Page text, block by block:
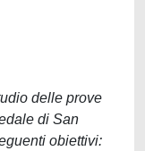
delle prove
di San
obiettivi: